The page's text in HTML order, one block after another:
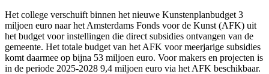
Het college verschuift binnen het nieuwe Kunstenplanbudget 3
miljoen euro naar het Amsterdams Fonds voor de Kunst (AFK) uit
het budget voor instellingen die direct subsidies ontvangen van de
gemeente. Het totale budget van het AFK voor meerjarige subsidies
komt daarmee op bijna 53 miljoen euro. Voor makers en projecten is
in de periode 2025-2028 9,4 miljoen euro via het AFK beschikbaar.